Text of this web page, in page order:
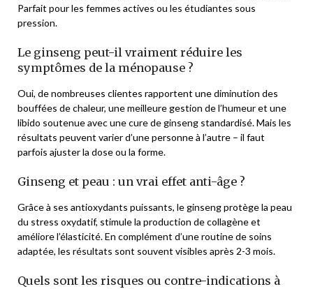
Parfait pour les femmes actives ou les étudiantes sous
pression.
Le ginseng peut-il vraiment réduire les
symptômes de la ménopause ?
Oui, de nombreuses clientes rapportent une diminution des
bouffées de chaleur, une meilleure gestion de l’humeur et une
libido soutenue avec une cure de ginseng standardisé. Mais les
résultats peuvent varier d’une personne à l’autre – il faut
parfois ajuster la dose ou la forme.
Ginseng et peau : un vrai effet anti-âge ?
Grâce à ses antioxydants puissants, le ginseng protège la peau
du stress oxydatif, stimule la production de collagène et
améliore l’élasticité. En complément d’une routine de soins
adaptée, les résultats sont souvent visibles après 2-3 mois.
Quels sont les risques ou contre-indications à